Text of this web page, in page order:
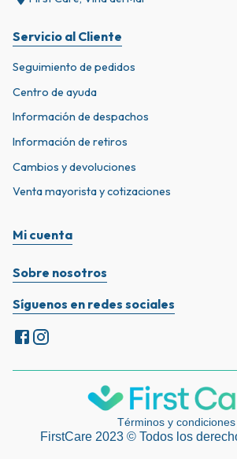
Servicio al Cliente
Seguimiento de pedidos
Centro de ayuda
Información de despachos
Información de retiros
Cambios y devoluciones
Venta mayorista y cotizaciones
Mi cuenta
Sobre nosotros
Síguenos en redes sociales
Términos y condiciones
FirstCare 2023 © Todos los